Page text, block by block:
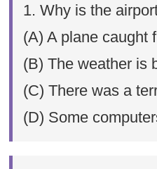
1. Why is the
(A) A plane caught
(B) The weather is
(C) There was a
(D) Some